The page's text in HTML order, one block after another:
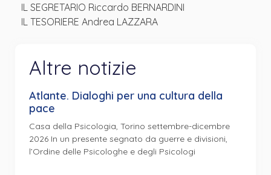
IL SEGRETARIO Riccardo BERNARDINI
IL TESORIERE Andrea LAZZARA
Altre notizie
Atlante. Dialoghi per una cultura della
pace
Casa della Psicologia, Torino settembre-dicembre
2026 In un presente segnato da guerre e divisioni,
l’Ordine delle Psicologhe e degli Psicologi